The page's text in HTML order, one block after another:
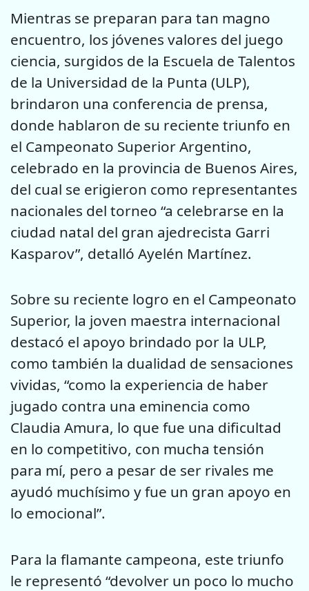
Mientras se preparan para tan magno
encuentro, los jóvenes valores del juego
ciencia, surgidos de la Escuela de Talentos
de la Universidad de la Punta (ULP),
brindaron una conferencia de prensa,
donde hablaron de su reciente triunfo en
el Campeonato Superior Argentino,
celebrado en la provincia de Buenos Aires,
del cual se erigieron como representantes
nacionales del torneo “a celebrarse en la
ciudad natal del gran ajedrecista Garri
Kasparov”, detalló Ayelén Martínez.
Sobre su reciente logro en el Campeonato
Superior, la joven maestra internacional
destacó el apoyo brindado por la ULP,
como también la dualidad de sensaciones
vividas, “como la experiencia de haber
jugado contra una eminencia como
Claudia Amura, lo que fue una dificultad
en lo competitivo, con mucha tensión
para mí, pero a pesar de ser rivales me
ayudó muchísimo y fue un gran apoyo en
lo emocional”.
Para la flamante campeona, este triunfo
le representó “devolver un poco lo mucho